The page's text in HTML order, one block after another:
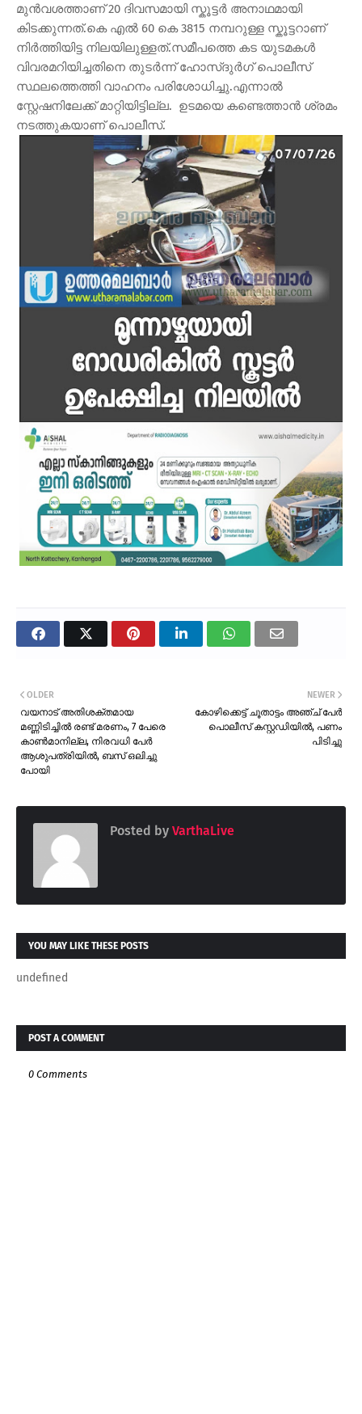
മുൻവശത്താണ് 20 ദിവസമായി സ്കൂട്ടർ അനാഥമായി
കിടക്കുന്നത്.കെ എൽ 60 കെ 3815 നമ്പറുള്ള സ്കൂട്ടറാണ്
നിർത്തിയിട്ട നിലയിലുള്ളത്.സമീപത്തെ കട യുടമകൾ
വിവരമറിയിച്ചതിനെ തുടർന്ന് ഹോസ്ദുർഗ് പൊലീസ്
സ്ഥലത്തെത്തി വാഹനം പരിശോധിച്ചു.എന്നാൽ
സ്റ്റേഷനിലേക്ക് മാറ്റിയിട്ടില്ല. ഉടമയെ കണ്ടെത്താൻ ശ്രമം
നടത്തുകയാണ് പൊലീസ്.
NEWER
കോഴിക്കെട്ട് ചൂതാട്ടം അഞ്ച് പേർ
പൊലീസ് കസ്റ്റഡിയിൽ, പണം
പിടിച്ചു
OLDER
വയനാട് അതിശക്തമായ
മണ്ണിടിച്ചിൽ രണ്ട് മരണം, 7 പേരെ
കാൺമാനില്ല, നിരവധി പേർ
ആശുപത്രിയിൽ, ബസ് ഒലിച്ചു
പോയി
Posted by VarthaLive
YOU MAY LIKE THESE POSTS
undefined
POST A COMMENT
0 Comments